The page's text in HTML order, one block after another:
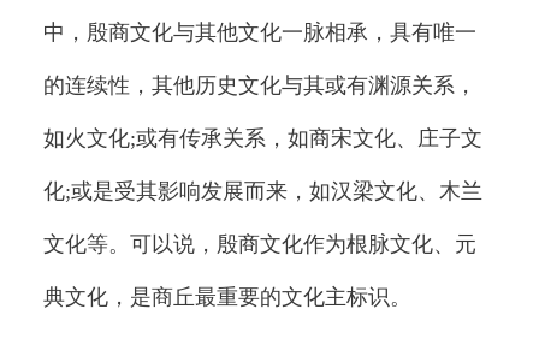
中，殷商文化与其他文化一脉相承，具有唯一
的连续性，其他历史文化与其或有渊源关系，
如火文化;或有传承关系，如商宋文化、庄子文
化;或是受其影响发展而来，如汉梁文化、木兰
文化等。可以说，殷商文化作为根脉文化、元
典文化，是商丘最重要的文化主标识。